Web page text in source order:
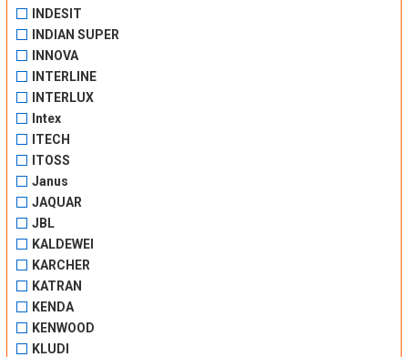
INDESIT
INDIAN SUPER
INNOVA
INTERLINE
INTERLUX
Intex
ITECH
ITOSS
Janus
JAQUAR
JBL
KALDEWEI
KARCHER
KATRAN
KENDA
KENWOOD
KLUDI